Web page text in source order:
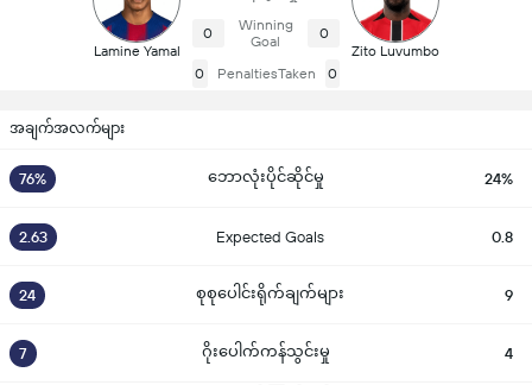
Lamine Yamal
0
Winning
Goal
0
0 PenaltiesTaken 0
Zito Luvumbo
အချက်အလက်များ
76% ဘောလုံးပိုင်ဆိုင်မှု 24%
2.63 Expected Goals 0.8
24 စုစုပေါင်းရိုက်ချက်များ 9
7 ဂိုးပေါက်ကန်သွင်းမှု 4